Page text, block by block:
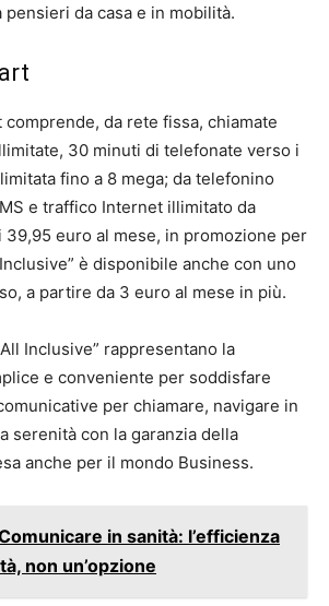
da casa e in mobilità.
comprende, da rete fissa, chiamate
30 minuti di telefonate verso i
fino a 8 mega; da telefonino
e traffico Internet illimitato da
39,95 euro al mese, in promozione per
è disponibile anche con uno
a partire da 3 euro al mese in più.
Inclusive” rappresentano la
e conveniente per soddisfare
per chiamare, navigare in
serenità con la garanzia della
anche per il mondo Business.
in sanità: l’efficienza
non un’opzione